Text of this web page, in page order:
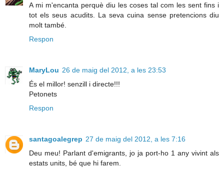
A mi m'encanta perquè diu les coses tal com les sent fins i
tot els seus acudits. La seva cuina sense pretencions diu
molt també.
Respon
MaryLou 26 de maig del 2012, a les 23:53
És el millor! senzill i directe!!!
Petonets
Respon
santagoalegrep 27 de maig del 2012, a les 7:16
Deu meu! Parlant d'emigrants, jo ja port-ho 1 any vivint als
estats units, bé que hi farem.